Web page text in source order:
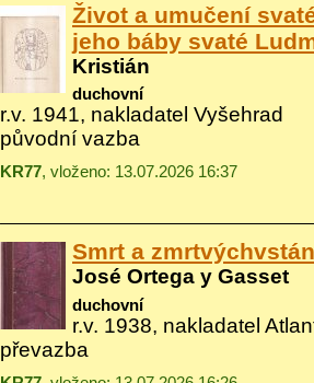
Život a umučení
jeho báby svaté
Kristián
duchovní
r.v. 1941, nakladatel Vyšehrad
původní vazba
KR77, vloženo: 13.07.2026 16:37
Smrt a
José Ortega y Gasset
duchovní
r.v. 1938, nakladatel
převazba